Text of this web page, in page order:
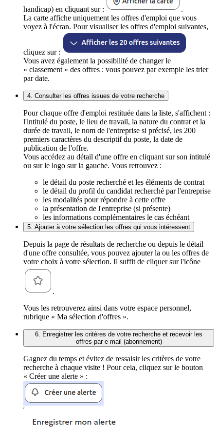
handicap) en cliquant sur :
.
La carte affiche uniquement les offres d'emploi que vous
voyez à l'écran. Pour visualiser les offres d'emploi suivantes,
cliquez sur :
Vous avez également la possibilité de changer le
« classement » des offres : vous pouvez par exemple les trier
par date.
4. Consulter les offres issues de votre recherche
Pour chaque offre d'emploi restituée dans la liste, s'affichent :
l'intitulé du poste, le lieu de travail, la nature du contrat et la
durée de travail, le nom de l'entreprise si précisé, les 200
premiers caractères du descriptif du poste, la date de
publication de l'offre.
Vous accédez au détail d'une offre en cliquant sur son intitulé
ou sur le logo sur la gauche. Vous retrouvez :
le détail du poste recherché et les éléments de contrat
le détail du profil du candidat recherché par l'entreprise
les modalités pour répondre à cette offre
la présentation de l'entreprise (si présente)
les informations complémentaires le cas échéant
5. Ajouter à votre sélection les offres qui vous intéressent
Depuis la page de résultats de recherche ou depuis le détail
d'une offre consultée, vous pouvez ajouter la ou les offres de
votre choix à votre sélection. Il suffit de cliquer sur l'icône
.
Vous les retrouverez ainsi dans votre espace personnel,
rubrique « Ma sélection d'offres ».
6. Enregistrer les critères de votre recherche et recevoir les
offres par e-mail (abonnement)
Gagnez du temps et évitez de ressaisir les critères de votre
recherche à chaque visite ! Pour cela, cliquez sur le bouton
« Créer une alerte » :